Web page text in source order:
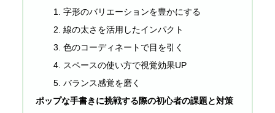
1. 字形のバリエーションを豊かにする
2. 線の太さを活用したインパクト
3. 色のコーディネートで目を引く
4. スペースの使い方で視覚効果UP
5. バランス感覚を磨く
ポップな手書きに挑戦する際の初心者の課題と対策